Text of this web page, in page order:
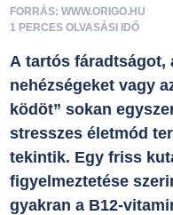
FORRÁS: WWW.ORIGO.HU
1 PERCES OLVASÁSI IDŐ
A tartós fáradtságot,
nehézségeket vagy
ködöt” sokan
stresszes életmód
tekintik. Egy friss
figyelmeztetése
gyakran a B12-